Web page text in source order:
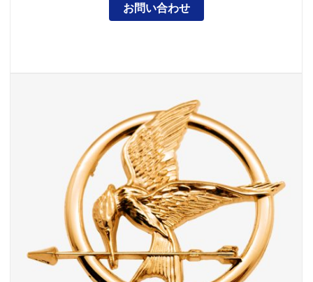
お問い合わせ